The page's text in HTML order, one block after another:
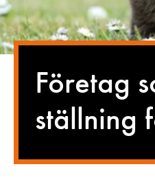
Företag
ställning